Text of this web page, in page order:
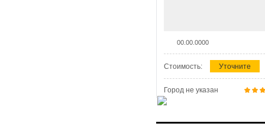
00.00.0000
Стоимость: Уточните
Город не указан